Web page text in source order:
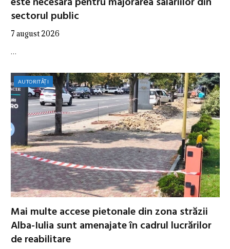
sectorul public
7 august 2026
…
AUTORITĂȚI
Mai multe accese pietonale din zona străzii
Alba-Iulia sunt amenajate în cadrul lucrărilor
de reabilitare